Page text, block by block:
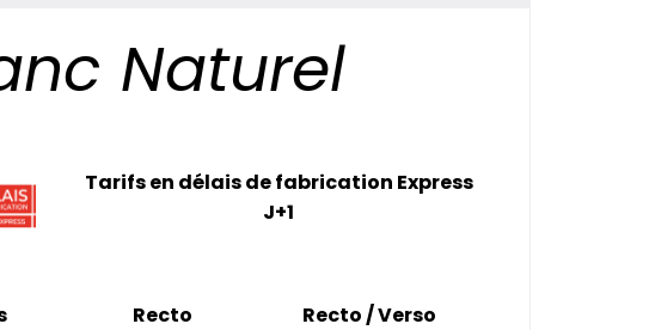
Naturel
Tarifs en délais de fabrication Express
J+1
Recto
Recto / Verso